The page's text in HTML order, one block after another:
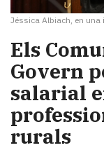
Jéssica Albiach, en una
Els
Govern
salarial
rurals